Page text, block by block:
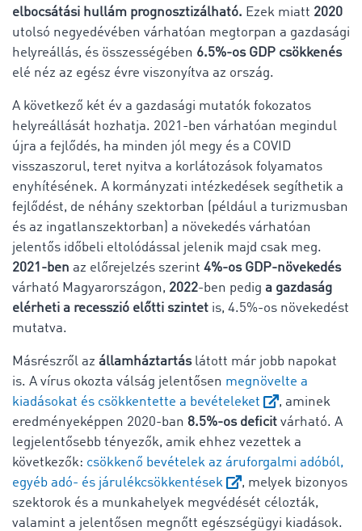
elbocsátási hullám prognosztizálható. Ezek miatt 2020
utolsó negyedévében várhatóan megtorpan a gazdasági
helyreállás, és összességében 6.5%-os GDP csökkenés
elé néz az egész évre viszonyítva az ország.
A következő két év a gazdasági mutatók fokozatos
helyreállását hozhatja. 2021-ben várhatóan megindul
újra a fejlődés, ha minden jól megy és a COVID
visszaszorul, teret nyitva a korlátozások folyamatos
enyhítésének. A kormányzati intézkedések segíthetik a
fejlődést, de néhány szektorban (például a turizmusban
és az ingatlanszektorban) a növekedés várhatóan
jelentős időbeli eltolódással jelenik majd csak meg.
2021-ben az előrejelzés szerint 4%-os GDP-növekedés
várható Magyarországon, 2022-ben pedig a gazdaság
elérheti a recesszió előtti szintet is, 4.5%-os növekedést
mutatva.
Másrészről az államháztartáslátott már jobb napokat
is. A vírus okozta válság jelentősen megnövelte a
kiadásokat és csökkentette a bevételeket
, aminek
eredményeképpen 2020-ban 8.5%-os deficit várható. A
legjelentősebb tényezők, amik ehhez vezettek a
következők: csökkenő bevételek az áruforgalmi adóból,
egyéb adó- és járulékcsökkentések
, melyek bizonyos
szektorok és a munkahelyek megvédését célozták,
valamint a jelentősen megnőtt egészségügyi kiadások.